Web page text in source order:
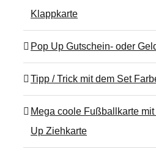
Klappkarte
Pop Up Gutschein- oder
Tipp / Trick mit dem Set
Mega coole Fußballkarte
Up Ziehkarte